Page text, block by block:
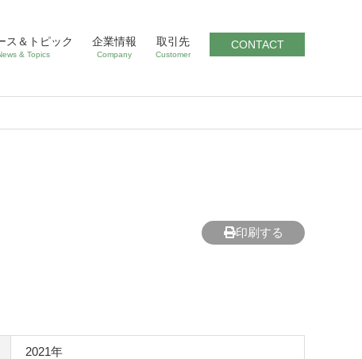
ス＆トピック
& Topics
企業情報
Company
取引先
Customer
CONTACT
印刷する
2021年